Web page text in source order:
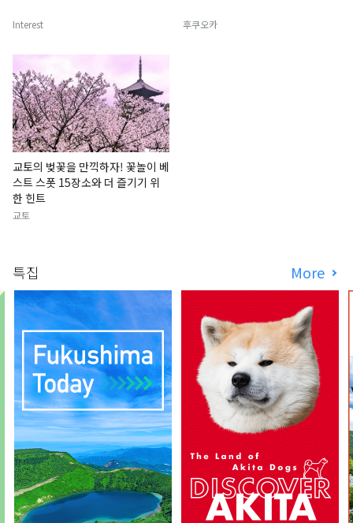
Interest 후쿠오카
교토의 벚꽃을 만끽하자! 꽃놀이 베
스트 스폿 15장소와 더 즐기기 위
한 힌트
교토
특집 More